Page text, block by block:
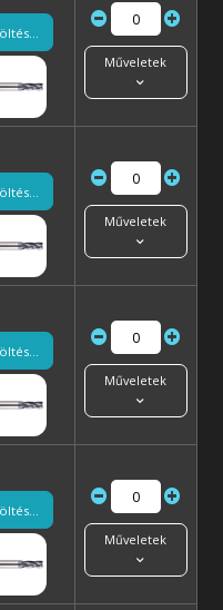
Műveletek
Műveletek
Műveletek
Műveletek